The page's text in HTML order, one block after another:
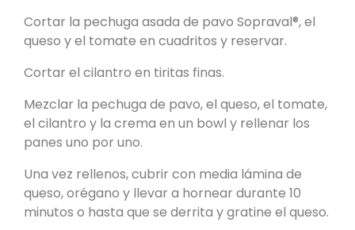
Cortar la pechuga asada de pavo Sopraval®, el
queso y el tomate en cuadritos y reservar.
Cortar el cilantro en tiritas finas.
Mezclar la pechuga de pavo, el queso, el tomate,
el cilantro y la crema en un bowl y rellenar los
panes uno por uno.
Una vez rellenos, cubrir con media lámina de
queso, orégano y llevar a hornear durante 10
minutos o hasta que se derrita y gratine el queso.